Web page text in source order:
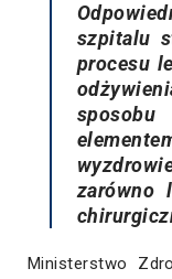
szpitalu
procesu
zarówno
Ministerstwo